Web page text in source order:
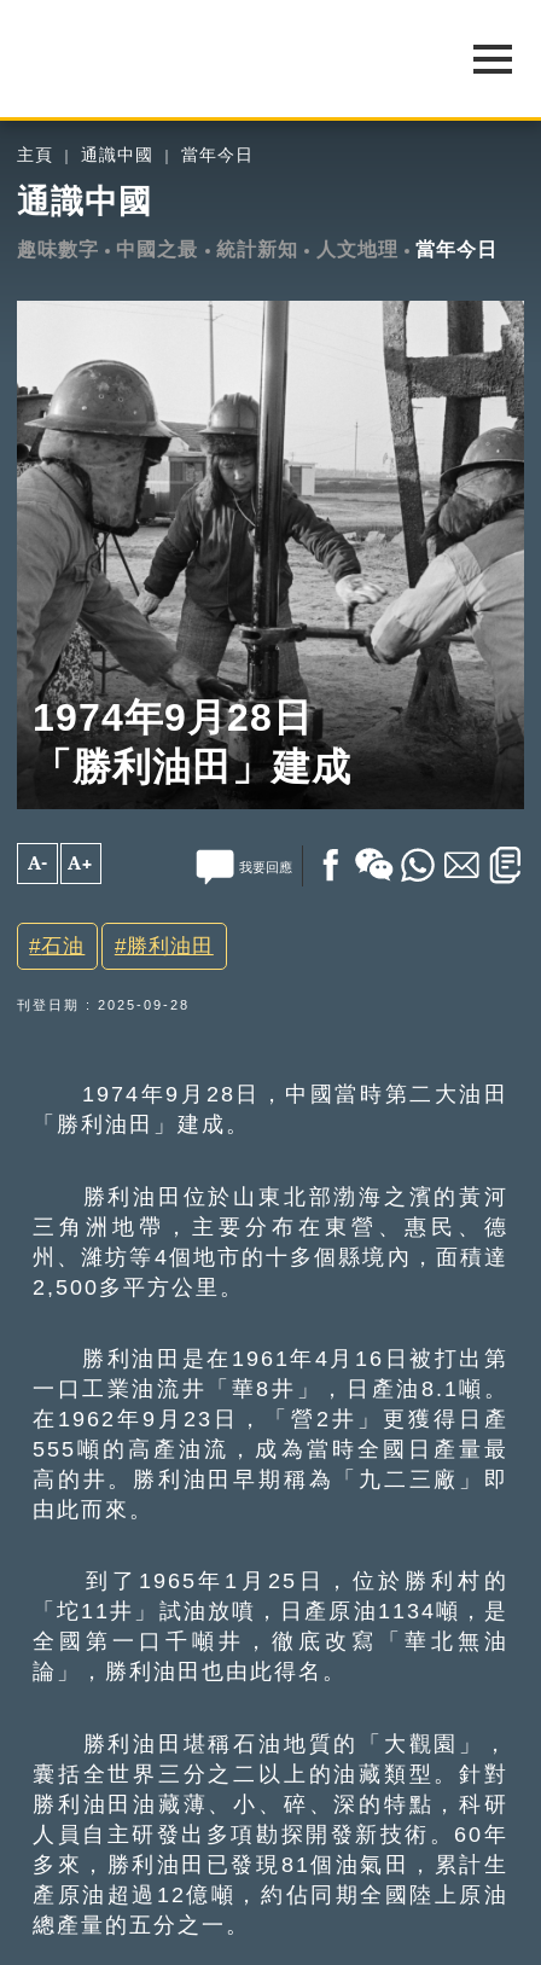
主頁 通識中國 當年今日
通識中國
趣味數字 中國之最 統計新知 人文地理 當年今日
1974年9月28日
「勝利油田」建成
A- A+ 我要回應
石油 勝利油田
刊登日期 : 2025-09-28
1974年9月28日，中國當時第二大油田
「勝利油田」建成。
勝利油田位於山東北部渤海之濱的黃河
三角洲地帶，主要分布在東營、惠民、德
州、濰坊等4個地市的十多個縣境內，面積達
2,500多平方公里。
勝利油田是在1961年4月16日被打出第
一口工業油流井「華8井」，日產油8.1噸。
在1962年9月23日，「營2井」更獲得日產
555噸的高產油流，成為當時全國日產量最
高的井。勝利油田早期稱為「九二三廠」即
由此而來。
到了1965年1月25日，位於勝利村的
「坨11井」試油放噴，日產原油1134噸，是
全國第一口千噸井，徹底改寫「華北無油
論」，勝利油田也由此得名。
勝利油田堪稱石油地質的「大觀園」，
囊括全世界三分之二以上的油藏類型。針對
勝利油田油藏薄、小、碎、深的特點，科研
人員自主研發出多項勘探開發新技術。60年
多來，勝利油田已發現81個油氣田，累計生
產原油超過12億噸，約佔同期全國陸上原油
總產量的五分之一。